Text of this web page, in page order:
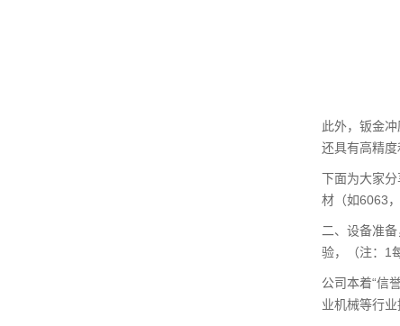
此外，钣金
还具有高精
下面为大家
材（如6063
二、设备准
验，（注：1
公司本着“信
业机械等行